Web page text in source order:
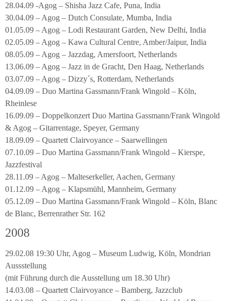
28.04.09 -Agog – Shisha Jazz Cafe, Puna, India
30.04.09 – Agog – Dutch Consulate, Mumba, India
01.05.09 – Agog – Lodi Restaurant Garden, New Delhi, India
02.05.09 – Agog – Kawa Cultural Centre, Amber/Jaipur, India
08.05.09 – Agog – Jazzdag, Amersfoort, Netherlands
13.06.09 – Agog – Jazz in de Gracht, Den Haag, Netherlands
03.07.09 – Agog – Dizzy´s, Rotterdam, Netherlands
04.09.09 – Duo Martina Gassmann/Frank Wingold – Köln,
Rheinlese
16.09.09 – Doppelkonzert Duo Martina Gassmann/Frank Wingold
& Agog – Gitarrentage, Speyer, Germany
18.09.09 – Quartett Clairvoyance – Saarwellingen
07.10.09 – Duo Martina Gassmann/Frank Wingold – Kierspe,
Jazzfestival
28.11.09 – Agog – Malteserkeller, Aachen, Germany
01.12.09 – Agog – Klapsmühl, Mannheim, Germany
05.12.09 – Duo Martina Gassmann/Frank Wingold – Köln, Blanc
de Blanc, Berrenrather Str. 162
2008
29.02.08 19:30 Uhr, Agog – Museum Ludwig, Köln, Mondrian
Aussstellung
(mit Führung durch die Ausstellung um 18.30 Uhr)
14.03.08 – Quartett Clairvoyance – Bamberg, Jazzclub